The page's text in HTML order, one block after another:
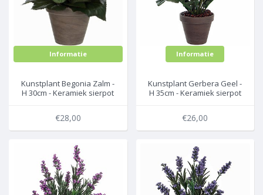
Informatie
Kunstplant Begonia Zalm -
H 30cm - Keramiek sierpot
€28,00
Informatie
Kunstplant Gerbera Geel -
H 35cm - Keramiek sierpot
€26,00